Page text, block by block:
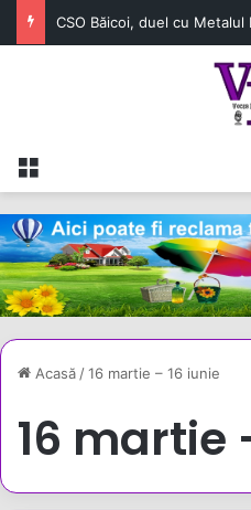
Meniu
Acasă/16 martie – 16 iunie
16 martie